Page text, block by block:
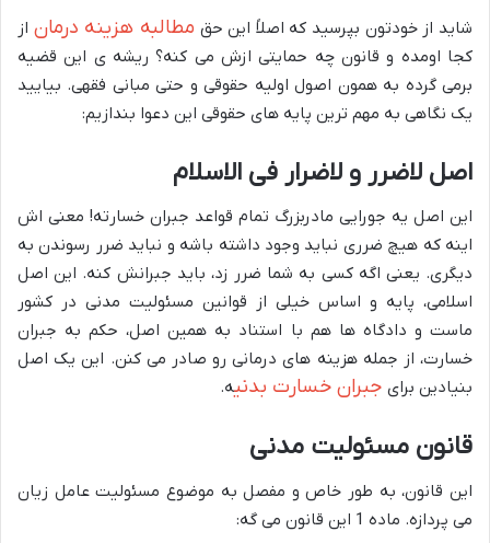
شاید از خودتون بپرسید که اصلاً این حق مطالبه هزینه درمان از
کجا اومده و قانون چه حمایتی ازش می کنه؟ ریشه ی این قضیه
برمی گرده به همون اصول اولیه حقوقی و حتی مبانی فقهی. بیایید
یک نگاهی به مهم ترین پایه های حقوقی این دعوا بندازیم:
اصل لاضرر و لاضرار فی الاسلام
این اصل یه جورایی مادربزرگ تمام قواعد جبران خسارته! معنی اش
اینه که هیچ ضرری نباید وجود داشته باشه و نباید ضرر رسوندن به
دیگری. یعنی اگه کسی به شما ضرر زد، باید جبرانش کنه. این اصل
اسلامی، پایه و اساس خیلی از قوانین مسئولیت مدنی در کشور
ماست و دادگاه ها هم با استناد به همین اصل، حکم به جبران
خسارت، از جمله هزینه های درمانی رو صادر می کنن. این یک اصل
بنیادین برای جبران خسارت بدنیه.
قانون مسئولیت مدنی
این قانون، به طور خاص و مفصل به موضوع مسئولیت عامل زیان
می پردازه. ماده 1 این قانون می گه: